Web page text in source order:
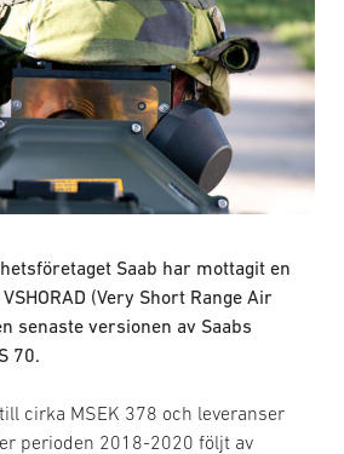
Saab har mottagit en
(Very Short Range Air
senaste versionen av Saabs
70.
cirka MSEK 378 och leveranser
perioden 2018-2020 följt av